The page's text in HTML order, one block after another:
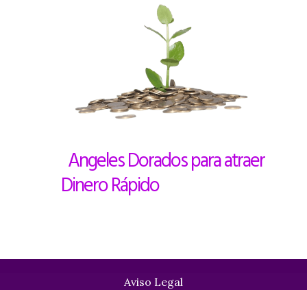
Angeles Dorados para atraer
Dinero Rápido
Aviso Legal